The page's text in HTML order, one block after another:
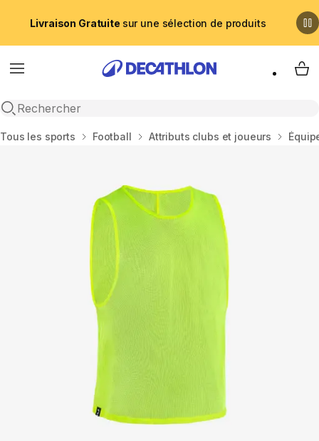
Livraison Gratuite sur une sélection de produits
Menu
Recherche ouverte
My
Accueil
Tous les sports Football Attributs clubs et joueurs